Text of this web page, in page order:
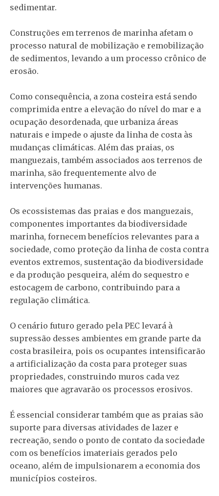
sedimentar.
Construções em terrenos de marinha afetam o
processo natural de mobilização e remobilização
de sedimentos, levando a um processo crônico de
erosão.
Como consequência, a zona costeira está sendo
comprimida entre a elevação do nível do mar e a
ocupação desordenada, que urbaniza áreas
naturais e impede o ajuste da linha de costa às
mudanças climáticas. Além das praias, os
manguezais, também associados aos terrenos de
marinha, são frequentemente alvo de
intervenções humanas.
Os ecossistemas das praias e dos manguezais,
componentes importantes da biodiversidade
marinha, fornecem benefícios relevantes para a
sociedade, como proteção da linha de costa contra
eventos extremos, sustentação da biodiversidade
e da produção pesqueira, além do sequestro e
estocagem de carbono, contribuindo para a
regulação climática.
O cenário futuro gerado pela PEC levará à
supressão desses ambientes em grande parte da
costa brasileira, pois os ocupantes intensificarão
a artificialização da costa para proteger suas
propriedades, construindo muros cada vez
maiores que agravarão os processos erosivos.
É essencial considerar também que as praias são
suporte para diversas atividades de lazer e
recreação, sendo o ponto de contato da sociedade
com os benefícios imateriais gerados pelo
oceano, além de impulsionarem a economia dos
municípios costeiros.